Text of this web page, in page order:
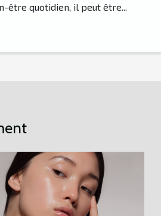
être quotidien, il peut être...